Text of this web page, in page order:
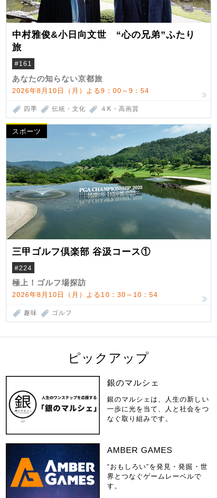
中村雅俊&小日向文世 “心の兄弟”ふたり
旅
#161
あなたの知らない京都旅
2026年8月10日（月）よる9：00～9：54
四季 伝統・文化 ４K・高画質
スポーツ
三甲ゴルフ倶楽部 谷汲コース①
#224
極上！ゴルフ場探訪
2026年8月10日（月）よる10：30～10：54
趣味 ゴルフ
ピックアップ
銀のマルシェ
銀のマルシェは、人生の新しい
一歩に光を当て、人と社会をつ
なぐ取り組みです。
AMBER GAMES
“おもしろい”を発見・発掘・世
界とつなぐゲームレーベルで
す。